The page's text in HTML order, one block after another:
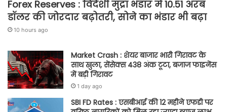
Forex Reserves : विदेशी मुद्रा भंडार में 10.51 अरब
डॉलर की जोरदार बढ़ोतरी, सोने का भंडार भी बढ़ा
10 hours ago
Market Crash : शेयर बाजार भारी गिरावट के
साथ खुला, सेंसेक्स 438 अंक टूटा, बजाज फाइनेंस
में बड़ी गिरावट
1 day ago
SBI FD Rates : एसबीआई की 12 महीने एफडी पर